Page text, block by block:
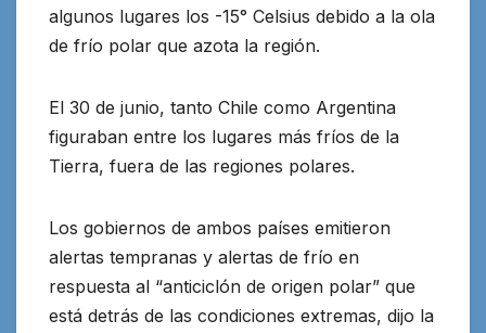
algunos lugares los -15° Celsius debido a la ola
de frío polar que azota la región.
El 30 de junio, tanto Chile como Argentina
figuraban entre los lugares más fríos de la
Tierra, fuera de las regiones polares.
Los gobiernos de ambos países emitieron
alertas tempranas y alertas de frío en
respuesta al “anticiclón de origen polar” que
está detrás de las condiciones extremas, dijo la